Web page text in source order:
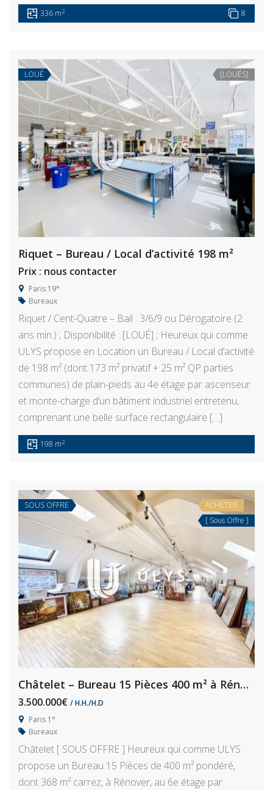
336 m2 8
LOUÉ [LOUÉS]
Riquet – Bureau / Local d’activité 198 m²
Prix : nous contacter
Paris 19°
Bureaux
Riquet / Cent-Quatre – Bail : 3/6/9 ou Dérogatoire (2
ans min.) ; Disponibilité : [LOUÉ] ; Heureux qui comme
ULYS propose en Location un Bureau / Local d’activité
de 198 m² (dont 173 m² privatif + 25 m² QP parties
communes) de plain-pieds au 4e étage par ascenseur
et monte-charge d’un bâtiment industriel entretenu,
comprenant une belle surface rectangulaire […]
198 m2
SOUS OFFRE
ACHETER
[ Sous Offre ]
Châtelet – Bureau 15 Pièces 400 m² à Rénover
3.500.000€ / H.H./H.D
Paris 1°
Bureaux
Châtelet [ SOUS OFFRE ] Heureux qui comme ULYS
propose un Bureau 15 Pièces de 400 m² pondéré,
dont 368 m² carrez, à Rénover, au 6e étage par